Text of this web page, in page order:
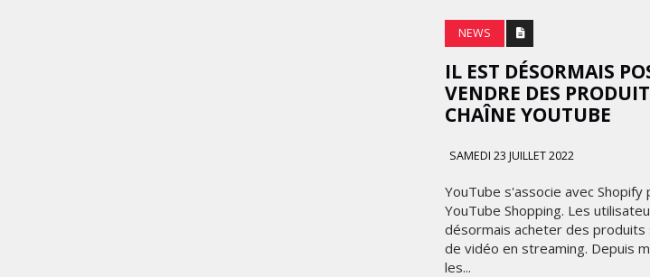
NEWS
IL EST DÉSORMAIS
VENDRE DES
CHAÎNE YOUTUBE
SAMEDI 23 JUILLET 2022
YouTube s'associe avec Shopify
YouTube Shopping. Les
désormais acheter des produits
de vidéo en streaming. Depuis
les...